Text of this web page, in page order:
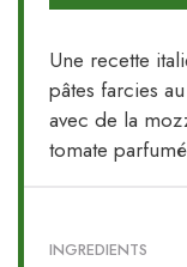
Une recette
pâtes farcies
avec de la
tomate
INGREDIENTS